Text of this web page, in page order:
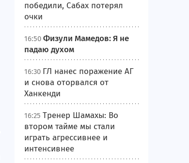
победили, Сабах потерял
очки
16:50 Физули Мамедов: Я не
падаю духом
16:30 ГЛ нанес поражение АГ
и снова оторвался от
Ханкенди
16:25 Тренер Шамахы: Во
втором тайме мы стали
играть агрессивнее и
интенсивнее